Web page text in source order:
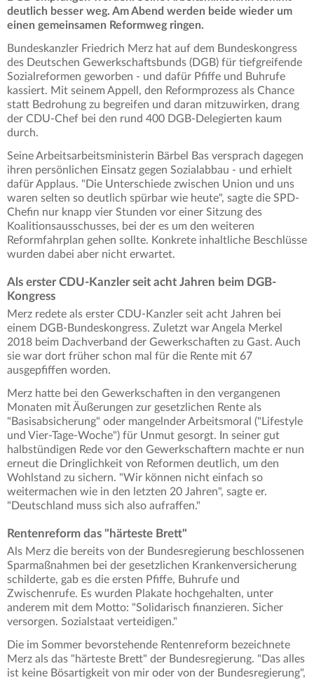
deutlich besser weg. Am Abend werden beide wieder um
einen gemeinsamen Reformweg ringen.
Bundeskanzler Friedrich Merz hat auf dem Bundeskongress
des Deutschen Gewerkschaftsbunds (DGB) für tiefgreifende
Sozialreformen geworben - und dafür Pfiffe und Buhrufe
kassiert. Mit seinem Appell, den Reformprozess als Chance
statt Bedrohung zu begreifen und daran mitzuwirken, drang
der CDU-Chef bei den rund 400 DGB-Delegierten kaum
durch.
Seine Arbeitsarbeitsministerin Bärbel Bas versprach dagegen
ihren persönlichen Einsatz gegen Sozialabbau - und erhielt
dafür Applaus. "Die Unterschiede zwischen Union und uns
waren selten so deutlich spürbar wie heute", sagte die SPD-
Chefin nur knapp vier Stunden vor einer Sitzung des
Koalitionsausschusses, bei der es um den weiteren
Reformfahrplan gehen sollte. Konkrete inhaltliche Beschlüsse
wurden dabei aber nicht erwartet.
Als erster CDU-Kanzler seit acht Jahren beim DGB-
Kongress
Merz redete als erster CDU-Kanzler seit acht Jahren bei
einem DGB-Bundeskongress. Zuletzt war Angela Merkel
2018 beim Dachverband der Gewerkschaften zu Gast. Auch
sie war dort früher schon mal für die Rente mit 67
ausgepfiffen worden.
Merz hatte bei den Gewerkschaften in den vergangenen
Monaten mit Äußerungen zur gesetzlichen Rente als
"Basisabsicherung" oder mangelnder Arbeitsmoral ("Lifestyle
und Vier-Tage-Woche") für Unmut gesorgt. In seiner gut
halbstündigen Rede vor den Gewerkschaftern machte er nun
erneut die Dringlichkeit von Reformen deutlich, um den
Wohlstand zu sichern. "Wir können nicht einfach so
weitermachen wie in den letzten 20 Jahren", sagte er.
"Deutschland muss sich also aufraffen."
Rentenreform das "härteste Brett"
Als Merz die bereits von der Bundesregierung beschlossenen
Sparmaßnahmen bei der gesetzlichen Krankenversicherung
schilderte, gab es die ersten Pfiffe, Buhrufe und
Zwischenrufe. Es wurden Plakate hochgehalten, unter
anderem mit dem Motto: "Solidarisch finanzieren. Sicher
versorgen. Sozialstaat verteidigen."
Die im Sommer bevorstehende Rentenreform bezeichnete
Merz als das "härteste Brett" der Bundesregierung. "Das alles
ist keine Bösartigkeit von mir oder von der Bundesregierung",